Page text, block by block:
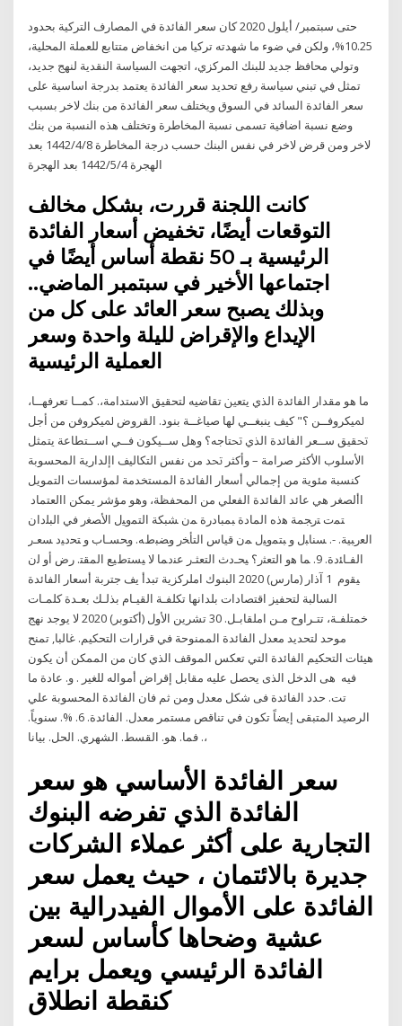
حتى سبتمبر/ أيلول 2020 كان سعر الفائدة في المصارف التركية بحدود
10.25%، ولكن في ضوء ما شهدته تركيا من انخفاض متتابع للعملة المحلية،
وتولي محافظ جديد للبنك المركزي، اتجهت السياسة النقدية لنهج جديد،
تمثل في تبني سياسة رفع تحديد سعر الفائدة يعتمد بدرجة اساسية على
سعر الفائدة السائد في السوق ويختلف سعر الفائدة من بنك لاخر بسبب
وضع نسبة اضافية تسمى نسبة المخاطرة وتختلف هذه النسبة من بنك
لاخر ومن قرض لاخر في نفس البنك حسب درجة المخاطرة 8‏‏/4‏‏/1442 بعد
الهجرة 4‏‏/5‏‏/1442 بعد الهجرة
كانت اللجنة قررت، بشكل مخالف
التوقعات أيضًا، تخفيض أسعار الفائدة
الرئيسية بـ 50 نقطة أساس أيضًا في
اجتماعها الأخير في سبتمبر الماضي..
وبذلك يصبح سعر العائد على كل من
الإيداع والإقراض لليلة واحدة وسعر
العملية الرئيسية
ﻣﺎ ﻫﻮ ﻣﻘﺪﺍﺭ ﺍﻟﻔﺎﺋﺪﺓ ﺍﻟﺬﻱ ﻳﺘﻌﲔ ﺗﻘﺎﺿﻴﻪ ﻟﺘﺤﻘﻴﻖ ﺍﻻﺳﺘﺪﺍﻣﺔ،. ﻛﻤــﺎ ﺗﻌﺮﻓﻬــﺎ،
ﳌﻴﻜﺮﻭﻓــﻦ ؟" ﻛﻴﻒ ﻳﻨﺒﻐــﻲ ﻟﻬﺎ ﺻﻴﺎﻏــﺔ ﺑﻨﻮﺩ. ﺍﻟﻘﺮﻭﺽ ﳌﻴﻜﺮﻭﻓﻦ ﻣﻦ ﺃﺟﻞ
ﲢﻘﻴﻖ ﺳــﻌﺮ ﺍﻟﻔﺎﺋﺪﺓ ﺍﻟﺬﻱ ﲢﺘﺎﺟﻪ؟ ﻭﻫﻞ ﺳــﻴﻜﻮﻥ ﻓــﻲ ﺍﺳــﺘﻄﺎﻋﺔ ﻳﺘﻤﺜﻞ
ﺍﻷﺳﻠﻮﺏ ﺍﻷﻛﺜﺮ ﺻﺮﺍﻣﺔ – ﻭﺃﻛﺜﺮ ﲢﺪ من نفس التكاليف اإلدارية المحسوبة
كنسبة مئوية من إجمالي أسعار الفائدة المستخدمة لمؤسسات التمويل
األصغر هي عائد الفائدة الفعلي من المحفظة، وهو مؤشر يمكن االعتماد
ﺘﻤﺕ ﺘﺭﺠﻤﺔ ﻫﺫﻩ ﺍﻟﻤﺎﺩﺓ ﺒﻤﺒﺎﺩﺭﺓ ﻤﻥ ﺸﺒﻜﺔ ﺍﻟﺘﻤﻭﻴل ﺍﻷﺼﻐﺭ ﻓﻲ ﺍﻟﺒﻠﺩﺍﻥ
ﺍﻟﻌﺭﺒﻴﺔ. -. ﺴﻨﺎﺒل ﻭ ﺒﺘﻤﻭﻴل ﻤﻥ ﻗﻴﺎﺱ ﺍﻟﺘﺄﺨﺭ ﻭﻀﺒﻁﻪ. ﻭﺤﺴـﺎﺏ ﻭ ﺘﺤﺩﻴﺩ ﺴﻌـﺭ
ﺍﻟﻔـﺎﺌﺩﺓ. 9. ﻤﺎ ﻫﻭ ﺍﻟﺘﻌﺜﺭ؟ ﻴﺤـﺩﺙ ﺍﻟﺘﻌﺜـﺭ ﻋﻨﺩﻤﺎ ﻻ ﻴﺴﺘﻁﻴﻊ ﺍﻟﻤﻘﺘ. ﺭﺽ ﺃﻭ ﻟﻥ
ﻴﻘﻭﻡ 1 آذار (مارس) 2020 البنوك املركزية تبدأ يف جتربة أسعار الفائدة
السالبة لتحفيز اقتصادات بلدانها تكلفـة القيـام بذلـك بعـدة كلمـات
خمتلفـة، تتـراوح مـن املقابـل. 30 تشرين الأول (أكتوبر) 2020 لا يوجد نهج
موحد لتحديد معدل الفائدة الممنوحة في قرارات التحكيم. غالبا, تمنح
هيئات التحكيم الفائدة التي تعكس الموقف الذي كان من الممكن أن يكون
فيه هى الدخل الذى يحصل عليه مقابل إقراض أمواله للغير . و. عادة ما
تت. حدد الفائدة فى شكل معدل ومن ثم فان الفائدة المحسوبة علي
الرصيد المتبقى إيضاً تكون في تناقص مستمر معدل. الفائدة. 6. %. سنوياً.
،. فما. هو. القسط. الشهري. الحل. بيانا
سعر الفائدة الأساسي هو سعر
الفائدة الذي تفرضه البنوك
التجارية على أكثر عملاء الشركات
جديرة بالائتمان ، حيث يعمل سعر
الفائدة على الأموال الفيدرالية بين
عشية وضحاها كأساس لسعر
الفائدة الرئيسي ويعمل برايم
كنقطة انطلاق